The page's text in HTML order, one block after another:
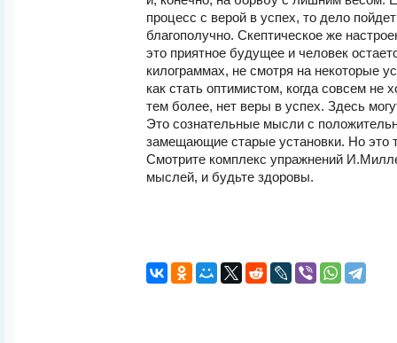
процесс с верой в успех, то дело
благополучно. Скептическое же
это приятное будущее и человек
килограммах, не смотря на некоторые
как стать оптимистом, когда совсем не
тем более, нет веры в успех. Здесь
Это сознательные мысли с
замещающие старые установки. Но это
Смотрите комплекс упражнений
мыслей, и будьте здоровы.